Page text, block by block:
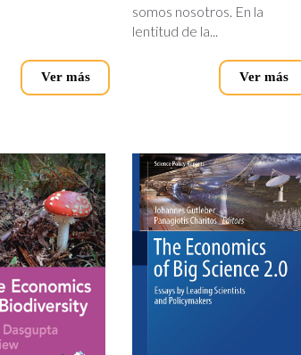
Ver más
somos nosotros. En la
lentitud de la...
Ver más
the-
economics-
of-
big-
science